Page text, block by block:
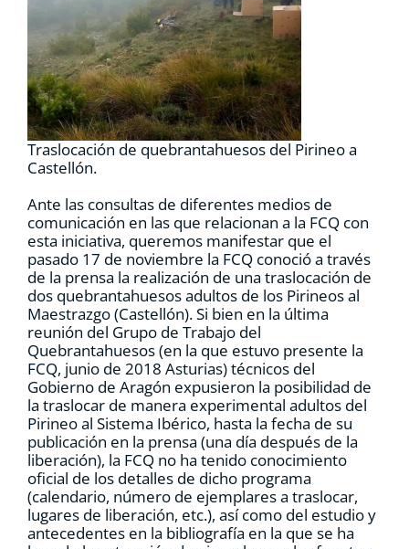
RECURSOS
NOTICIAS
CONTACTO
CARRITO
Traslocación de quebrantahuesos del Pirineo a
Castellón.
Ante las consultas de diferentes medios de
comunicación en las que relacionan a la FCQ con
esta iniciativa, queremos manifestar que el
pasado 17 de noviembre la FCQ conoció a través
de la prensa la realización de una traslocación de
dos quebrantahuesos adultos de los Pirineos al
Maestrazgo (Castellón). Si bien en la última
reunión del Grupo de Trabajo del
Quebrantahuesos (en la que estuvo presente la
FCQ, junio de 2018 Asturias) técnicos del
Gobierno de Aragón expusieron la posibilidad de
la traslocar de manera experimental adultos del
Pirineo al Sistema Ibérico, hasta la fecha de su
publicación en la prensa (una día después de la
liberación), la FCQ no ha tenido conocimiento
oficial de los detalles de dicho programa
(calendario, número de ejemplares a traslocar,
lugares de liberación, etc.), así como del estudio y
antecedentes en la bibliografía en la que se ha